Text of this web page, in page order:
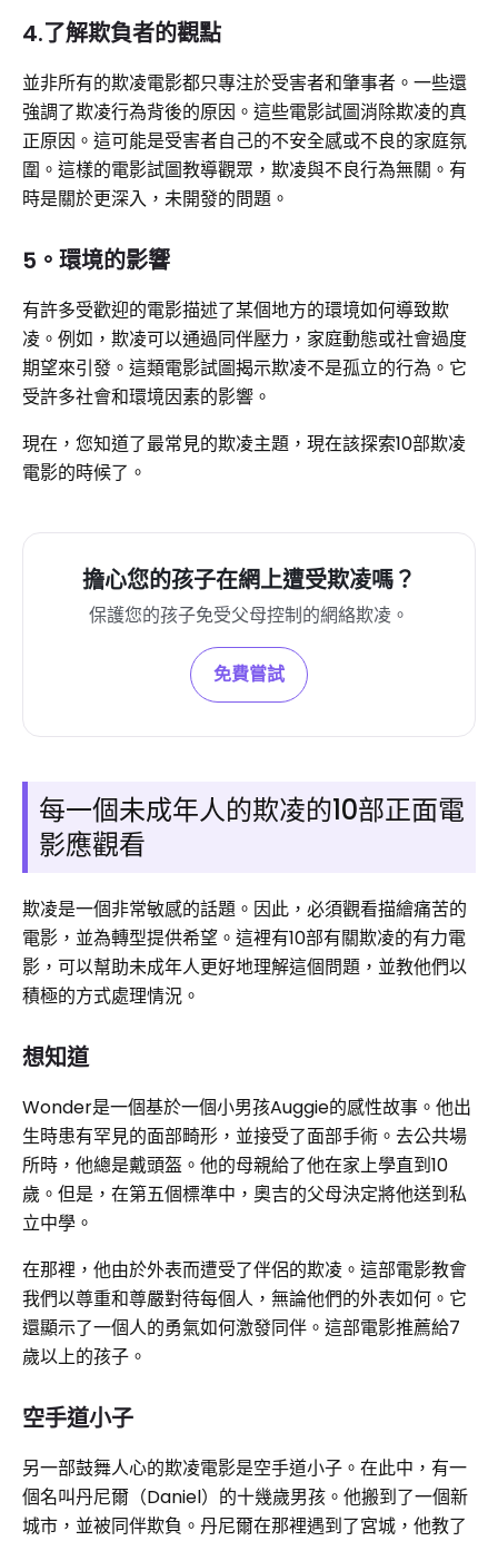
4.了解欺負者的觀點
並非所有的欺凌電影都只專注於受害者和肇事者。一些還
強調了欺凌行為背後的原因。這些電影試圖消除欺凌的真
正原因。這可能是受害者自己的不安全感或不良的家庭氛
圍。這樣的電影試圖教導觀眾，欺凌與不良行為無關。有
時是關於更深入，未開發的問題。
5。環境的影響
有許多受歡迎的電影描述了某個地方的環境如何導致欺
凌。例如，欺凌可以通過同伴壓力，家庭動態或社會過度
期望來引發。這類電影試圖揭示欺凌不是孤立的行為。它
受許多社會和環境因素的影響。
現在，您知道了最常見的欺凌主題，現在該探索10部欺凌
電影的時候了。
擔心您的孩子在網上遭受欺凌嗎？
保護您的孩子免受父母控制的網絡欺凌。
免費嘗試
每一個未成年人的欺凌的10部正面電
影應觀看
欺凌是一個非常敏感的話題。因此，必須觀看描繪痛苦的
電影，並為轉型提供希望。這裡有10部有關欺凌的有力電
影，可以幫助未成年人更好地理解這個問題，並教他們以
積極的方式處理情況。
想知道
Wonder是一個基於一個小男孩Auggie的感性故事。他出
生時患有罕見的面部畸形，並接受了面部手術。去公共場
所時，他總是戴頭盔。他的母親給了他在家上學直到10
歲。但是，在第五個標準中，奧吉的父母決定將他送到私
立中學。
在那裡，他由於外表而遭受了伴侶的欺凌。這部電影教會
我們以尊重和尊嚴對待每個人，無論他們的外表如何。它
還顯示了一個人的勇氣如何激發同伴。這部電影推薦給7
歲以上的孩子。
空手道小子
另一部鼓舞人心的欺凌電影是空手道小子。在此中，有一
個名叫丹尼爾（Daniel）的十幾歲男孩。他搬到了一個新
城市，並被同伴欺負。丹尼爾在那裡遇到了宮城，他教了